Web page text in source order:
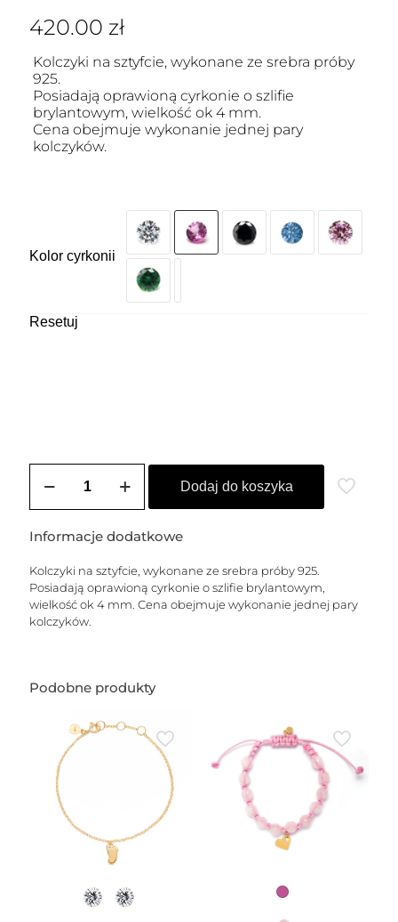
420.00 zł
Kolczyki na sztyfcie, wykonane ze srebra próby
925.
Posiadają oprawioną cyrkonie o szlifie
brylantowym, wielkość ok 4 mm.
Cena obejmuje wykonanie jednej pary
kolczyków.
Kolor cyrkonii
Resetuj
Kolczyki
DIANA
mm)
Dodaj do koszyka
Informacje dodatkowe
Kolczyki na sztyfcie, wykonane ze srebra próby 925.
Posiadają oprawioną cyrkonie o szlifie brylantowym,
wielkość ok 4 mm. Cena obejmuje wykonanie jednej pary
kolczyków.
Podobne produkty